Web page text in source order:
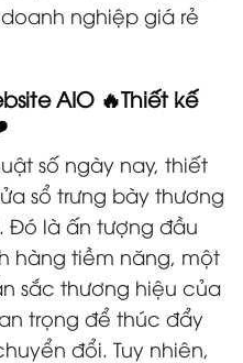
nghiệp giá rẻ
AIO 🔥Thiết kế
số ngày nay, thiết
sổ trưng bày thương
Đó là ấn tượng đầu
hàng tiềm năng, một
sắc thương hiệu của
trọng để thúc đẩy
đổi. Tuy nhiên,